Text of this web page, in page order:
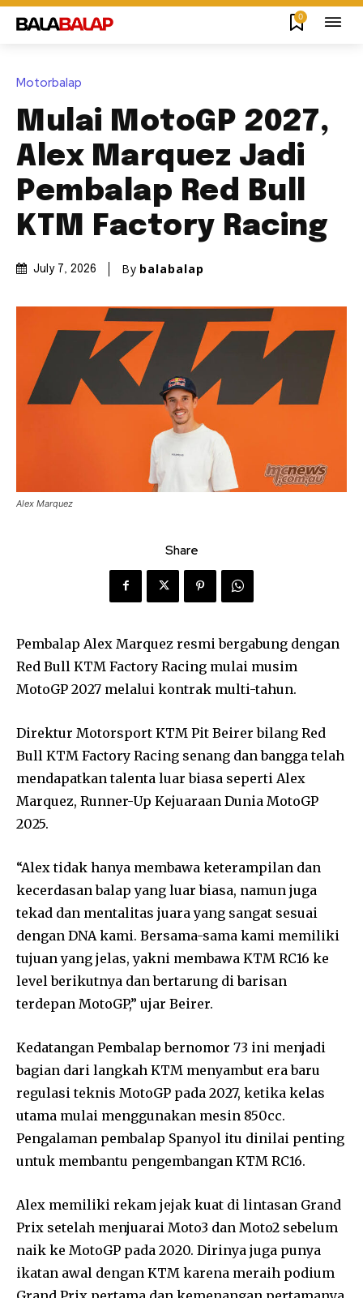
0
Motorbalap
Mulai MotoGP 2027,
Alex Marquez Jadi
Pembalap Red Bull
KTM Factory Racing
July 7, 2026 By balabalap
Alex Marquez
Share
Pembalap Alex Marquez resmi bergabung dengan
Red Bull KTM Factory Racing mulai musim
MotoGP 2027 melalui kontrak multi-tahun.
Direktur Motorsport KTM Pit Beirer bilang Red
Bull KTM Factory Racing senang dan bangga telah
mendapatkan talenta luar biasa seperti Alex
Marquez, Runner-Up Kejuaraan Dunia MotoGP
2025.
“Alex tidak hanya membawa keterampilan dan
kecerdasan balap yang luar biasa, namun juga
tekad dan mentalitas juara yang sangat sesuai
dengan DNA kami. Bersama-sama kami memiliki
tujuan yang jelas, yakni membawa KTM RC16 ke
level berikutnya dan bertarung di barisan
terdepan MotoGP,” ujar Beirer.
Kedatangan Pembalap bernomor 73 ini menjadi
bagian dari langkah KTM menyambut era baru
regulasi teknis MotoGP pada 2027, ketika kelas
utama mulai menggunakan mesin 850cc.
Pengalaman pembalap Spanyol itu dinilai penting
untuk membantu pengembangan KTM RC16.
Alex memiliki rekam jejak kuat di lintasan Grand
Prix setelah menjuarai Moto3 dan Moto2 sebelum
naik ke MotoGP pada 2020. Dirinya juga punya
ikatan awal dengan KTM karena meraih podium